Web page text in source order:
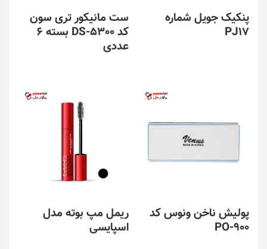
پنکیک جویل شماره
PJ17
ست مانیکور تری سون
کد DS-5300 بسته 6
عددی
پولیش ناخن ونوس کد
PO-900
ریمل مپ بوته مدل
اسپایسی